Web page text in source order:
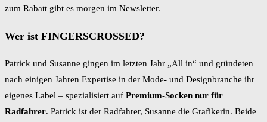
zum Rabatt gibt es morgen im Newsletter.
Wer ist FINGERSCROSSED?
Patrick und Susanne gingen im letzten Jahr „All in“ und gründeten
nach einigen Jahren Expertise in der Mode- und Designbranche ihr
eigenes Label – spezialisiert auf Premium-Socken nur für
Radfahrer. Patrick ist der Radfahrer, Susanne die Grafikerin. Beide